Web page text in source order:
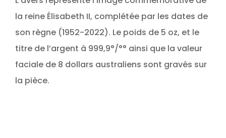
la reine Élisabeth II, complétée par les dates de
son règne (1952-2022). Le poids de 5 oz, et le
titre de l’argent à 999,9°/°° ainsi que la valeur
faciale de 8 dollars australiens sont gravés sur
la pièce.